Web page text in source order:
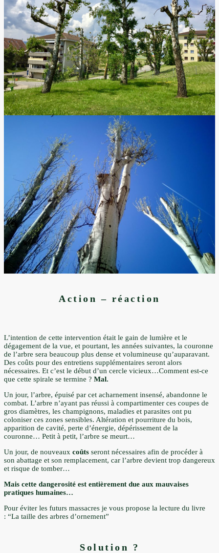
Action – réaction
L’intention de cette intervention était le gain de lumière et le
dégagement de la vue, et pourtant, les années suivantes, la couronne
de l’arbre sera beaucoup plus dense et volumineuse qu’auparavant.
Des coûts pour des entretiens supplémentaires seront alors
nécessaires. Et c’est le début d’un cercle vicieux…Comment est-ce
que cette spirale se termine ? Mal.
Un jour, l’arbre, épuisé par cet acharnement insensé, abandonne le
combat. L’arbre n’ayant pas réussi à compartimenter ces coupes de
gros diamètres, les champignons, maladies et parasites ont pu
coloniser ces zones sensibles. Altération et pourriture du bois,
apparition de cavité, perte d’énergie, dépérissement de la
couronne… Petit à petit, l’arbre se meurt…
Un jour, de nouveaux coûts seront nécessaires afin de procéder à
son abattage et son remplacement, car l’arbre devient trop dangereux
et risque de tomber…
Mais cette dangerosité est entièrement due aux mauvaises
pratiques humaines…
Pour éviter les futurs massacres je vous propose la lecture du livre
: “La taille des arbres d’ornement”
Solution ?